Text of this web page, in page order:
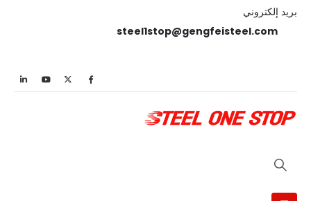
بريد إلكتروني
steel1stop@gengfeisteel.com